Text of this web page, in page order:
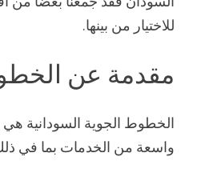
للاختيار من بينها.
مقدمة عن
الخطوط الجوية السودانية هي
واسعة من الخدمات بما في